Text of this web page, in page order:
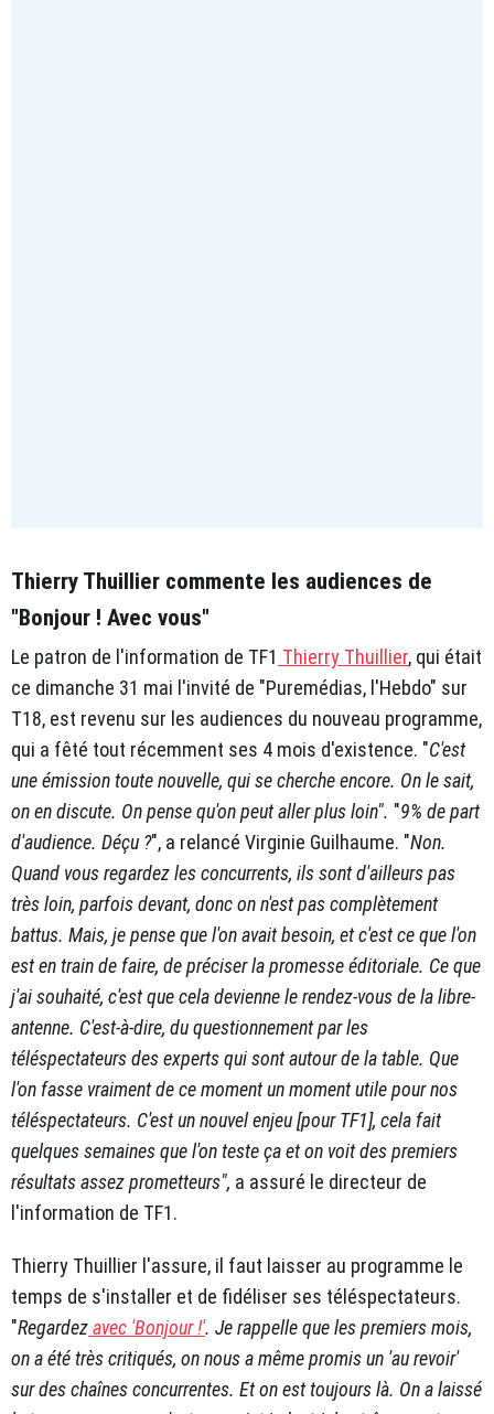
Thierry Thuillier commente les audiences de
"Bonjour ! Avec vous"
Le patron de l'information de TF1 Thierry Thuillier, qui était
ce dimanche 31 mai l'invité de "Puremédias, l'Hebdo" sur
T18, est revenu sur les audiences du nouveau programme,
qui a fêté tout récemment ses 4 mois d'existence. "C'est
une émission toute nouvelle, qui se cherche encore. On le sait,
on en discute. On pense qu'on peut aller plus loin". "9% de part
d'audience. Déçu ?", a relancé Virginie Guilhaume. "Non.
Quand vous regardez les concurrents, ils sont d'ailleurs pas
très loin, parfois devant, donc on n'est pas complètement
battus. Mais, je pense que l'on avait besoin, et c'est ce que l'on
est en train de faire, de préciser la promesse éditoriale. Ce que
j'ai souhaité, c'est que cela devienne le rendez-vous de la libre-
antenne. C'est-à-dire, du questionnement par les
téléspectateurs des experts qui sont autour de la table. Que
l'on fasse vraiment de ce moment un moment utile pour nos
téléspectateurs. C'est un nouvel enjeu [pour TF1], cela fait
quelques semaines que l'on teste ça et on voit des premiers
résultats assez prometteurs", a assuré le directeur de
l'information de TF1.
Thierry Thuillier l'assure, il faut laisser au programme le
temps de s'installer et de fidéliser ses téléspectateurs.
"Regardezavec 'Bonjour !'. Je rappelle que les premiers mois,
on a été très critiqués, on nous a même promis un 'au revoir'
sur des chaînes concurrentes. Et on est toujours là. On a laissé